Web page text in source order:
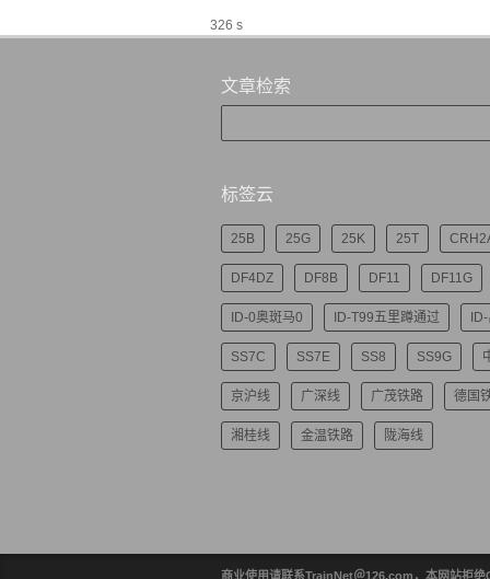
326 s
文章检索
标签云
25B 25G 25K 25T
DF4DZ DF8B DF11 DF11G
ID-0奥斑马0 ID-T99五里蹲通过
SS7C SS7E SS8 SS9G
京沪线 广深线 广茂铁路 德国
湘桂线 金温铁路 陇海线
商业使用请联系TrainNet＠126.com，本网站拒绝